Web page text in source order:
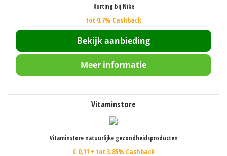
Korting bij Nike
tot 0.7% Cashback
Bekijk aanbieding
Meer informatie
Vitaminstore
Vitaminstore natuurlijke gezondheidsproducten
€ 0,11 + tot 3.85% Cashback